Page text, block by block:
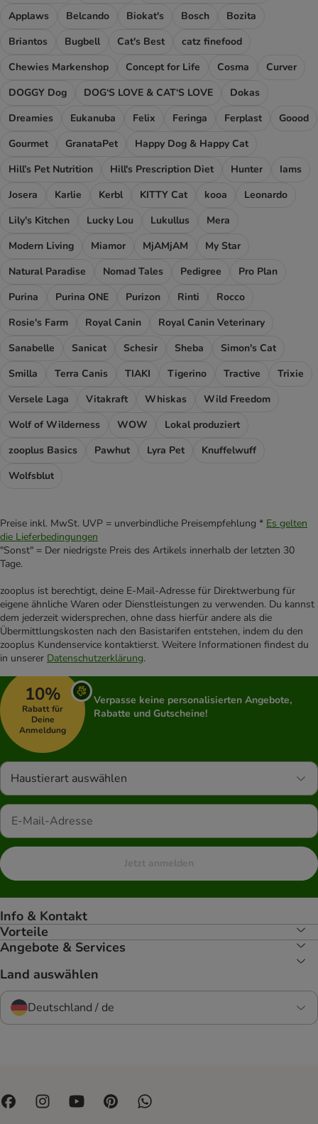
Applaws
Belcando Biokat's Bosch
Bozita
Briantos
Bugbell Cat's Best
catz finefood
Chewies Markenshop
Concept for Life Cosma
Curver
DOGGY Dog
DOG‘S LOVE & CAT‘S LOVE
Dokas
Dreamies
Eukanuba Felix Feringa Ferplast
Goood
Gourmet
GranataPet
Happy Dog & Happy Cat
Hill’s Pet Nutrition
Hill's Prescription Diet Hunter
Iams
Josera
Karlie Kerbl KITTY Cat kooa
Leonardo
Lily's Kitchen
Lucky Lou Lukullus
Mera
Modern Living
Miamor MjAMjAM
My Star
Natural Paradise
Nomad Tales Pedigree
Pro Plan
Purina
Purina ONE Purizon Rinti
Rocco
Rosie's Farm
Royal Canin
Royal Canin Veterinary
Sanabelle
Sanicat Schesir Sheba
Simon's Cat
Smilla
Terra Canis TIAKI Tigerino Tractive
Trixie
Versele Laga
Vitakraft Whiskas
Wild Freedom
Wolf of Wilderness
WOW
Lokal produziert
zooplus Basics
Pawhut Lyra Pet
Knuffelwuff
Wolfsblut
Preise inkl. MwSt. UVP = unverbindliche Preisempfehlung * Es gelten
die Lieferbedingungen
"Sonst" = Der niedrigste Preis des Artikels innerhalb der letzten 30
Tage.
zooplus ist berechtigt, deine E-Mail-Adresse für Direktwerbung für
eigene ähnliche Waren oder Dienstleistungen zu verwenden. Du kannst
dem jederzeit widersprechen, ohne dass hierfür andere als die
Übermittlungskosten nach den Basistarifen entstehen, indem du den
zooplus Kundenservice kontaktierst. Weitere Informationen findest du
in unserer Datenschutzerklärung.
10%
Rabatt für
Deine
Anmeldung
Verpasse keine personalisierten Angebote,
Rabatte und Gutscheine!
Haustierart auswählen
Jetzt anmelden
Info & Kontakt
Vorteile
Angebote & Services
Land auswählen
Deutschland / de